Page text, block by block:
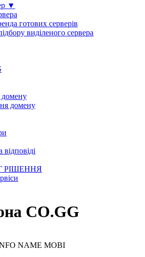
▼
готових серверів
виділеного сервера
домену
домену
РІШЕННЯ
CO.GG
NAME MOBI